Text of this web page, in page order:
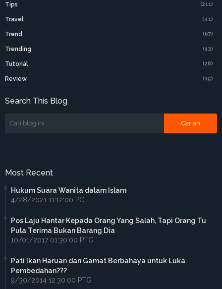
Tips (211)
Travel (41)
Trend (67)
Trending (13)
Tutorial (28)
Review (15)
Search This Blog
Most Recent
Hukum Suara Wanita dalam Islam
4/28/2021 11:12:00 PG
Pos Laju Hantar Kepada Orang Yang Salah, Tapi Orang Tu
Pula Terima Bukan Barang Dia
10/01/2017 01:30:00 PTG
Pati Ikan Haruan dan Gamat Berbahaya untuk Luka
Pembedahan???
9/30/2014 12:30:00 PTG